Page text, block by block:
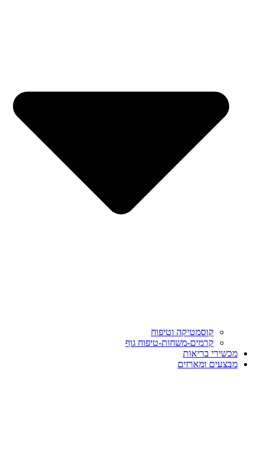
קוסמטיקה וטיפוח
קרמים-משחות-טיפוח גוף
מכשירי בריאות
מבצעים ומארזים